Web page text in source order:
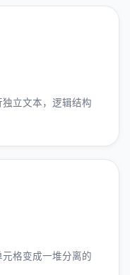
立文本，逻辑结构
格变成一堆分离的